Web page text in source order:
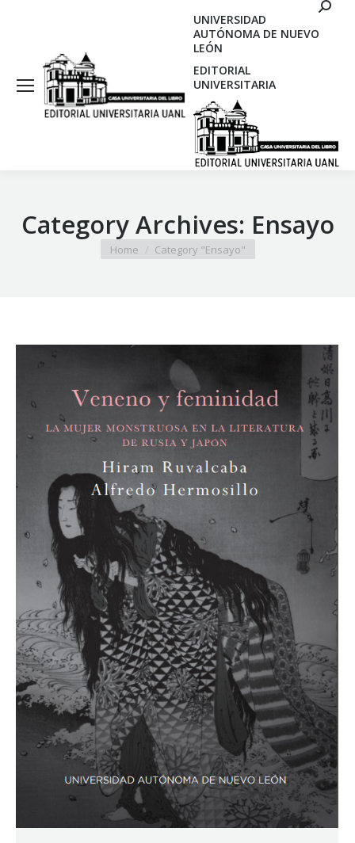
UNIVERSIDAD
AUTÓNOMA DE NUEVO
LEÓN
EDITORIAL
UNIVERSITARIA
Category Archives: Ensayo
You are here:
Home Category "Ensayo"